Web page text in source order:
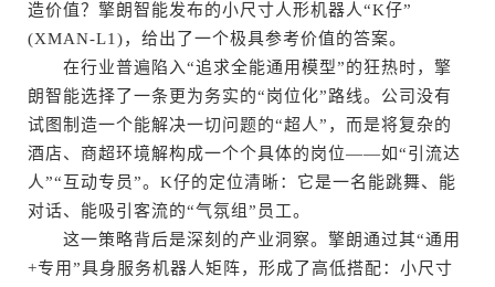
造价值？擎朗智能发布的小尺寸人形机器人“K仔”
(XMAN-L1)，给出了一个极具参考价值的答案。
在行业普遍陷入“追求全能通用模型”的狂热时，擎
朗智能选择了一条更为务实的“岗位化”路线。公司没有
试图制造一个能解决一切问题的“超人”，而是将复杂的
酒店、商超环境解构成一个个具体的岗位——如“引流达
人”“互动专员”。K仔的定位清晰：它是一名能跳舞、能
对话、能吸引客流的“气氛组”员工。
这一策略背后是深刻的产业洞察。擎朗通过其“通用
+专用”具身服务机器人矩阵，形成了高低搭配：小尺寸